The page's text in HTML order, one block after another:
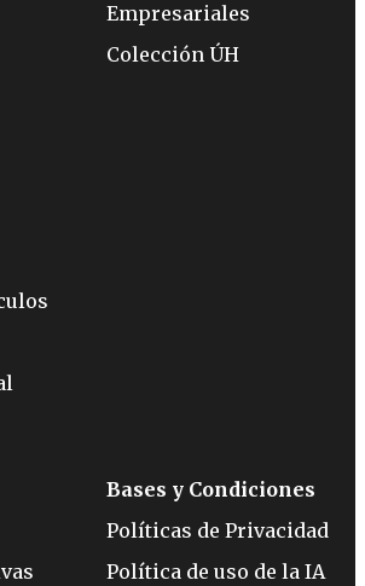
Empresariales
Colección ÚH
Bases y Condiciones
Políticas de Privacidad
Política de uso de la IA